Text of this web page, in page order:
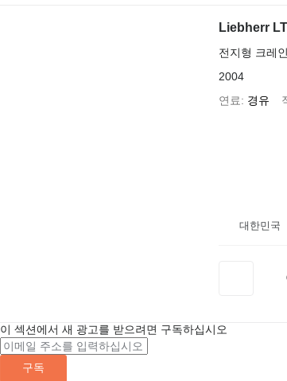
Liebherr
전지형 크레인
2004
연료
경유
대한민국
이 섹션에서 새 광고를 받으려면 구독하십시오
구독